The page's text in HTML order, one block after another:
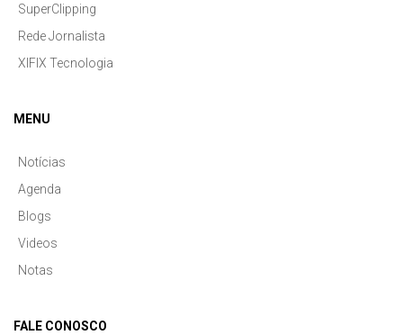
SuperClipping
Rede Jornalista
XIFIX Tecnologia
MENU
Notícias
Agenda
Blogs
Videos
Notas
FALE CONOSCO